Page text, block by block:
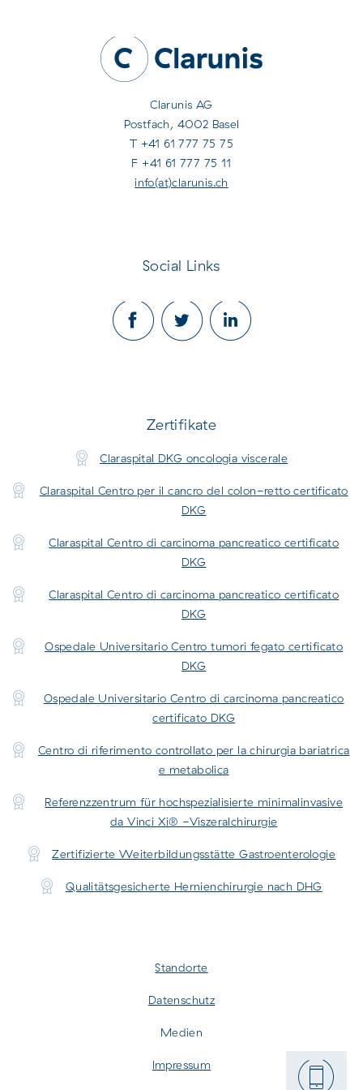
Clarunis AG
Postfach, 4002 Basel
T +41 61 777 75 75
F +41 61 777 75 11
info(at)clarunis.ch
Social Links
Zertifikate
Claraspital DKG oncologia viscerale
Claraspital Centro per il cancro del colon-retto certificato
DKG
Claraspital Centro di carcinoma pancreatico certificato
DKG
Claraspital Centro di carcinoma pancreatico certificato
DKG
Ospedale Universitario Centro tumori fegato certificato
DKG
Ospedale Universitario Centro di carcinoma pancreatico
certificato DKG
Centro di riferimento controllato per la chirurgia bariatrica
e metabolica
Referenzzentrum für hochspezialisierte minimalinvasive
da Vinci Xi® -Viszeralchirurgie
Zertifizierte Weiterbildungsstätte Gastroenterologie
Qualitätsgesicherte Hernienchirurgie nach DHG
Standorte
Datenschutz
Medien
Impressum